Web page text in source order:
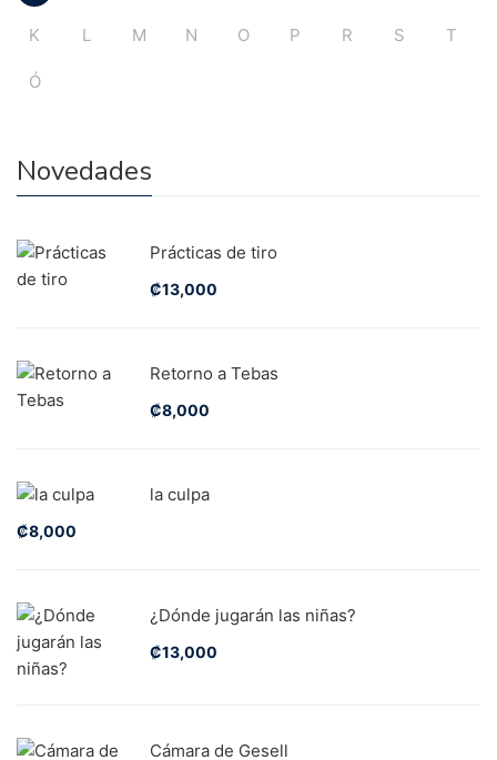
K L M N O P R S T
Ó
Novedades
Prácticas de tiro
₡13,000
Retorno a Tebas
₡8,000
la culpa
₡8,000
¿Dónde jugarán las niñas?
₡13,000
Cámara de Gesell